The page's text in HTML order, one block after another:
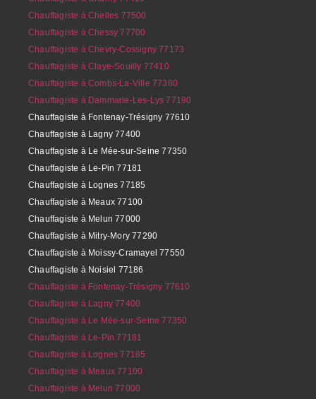
Chauffagiste à Chelles 77500
Chauffagiste à Chessy 77700
Chauffagiste à Chevry-Cossigny 77173
Chauffagiste à Claye-Souilly 77410
Chauffagiste à Combs-La-Ville 77380
Chauffagiste à Dammarie-Les-Lys 77190
Chauffagiste à Fontenay-Trésigny 77610
Chauffagiste à Lagny 77400
Chauffagiste à Le Mée-sur-Seine 77350
Chauffagiste à Le-Pin 77181
Chauffagiste à Lognes 77185
Chauffagiste à Meaux 77100
Chauffagiste à Melun 77000
Chauffagiste à Mitry-Mory 77290
Chauffagiste à Moissy-Cramayel 77550
Chauffagiste à Noisiel 77186
Chauffagiste à Fontenay-Trésigny 77610
Chauffagiste à Lagny 77400
Chauffagiste à Le Mée-sur-Seine 77350
Chauffagiste à Le-Pin 77181
Chauffagiste à Lognes 77185
Chauffagiste à Meaux 77100
Chauffagiste à Melun 77000